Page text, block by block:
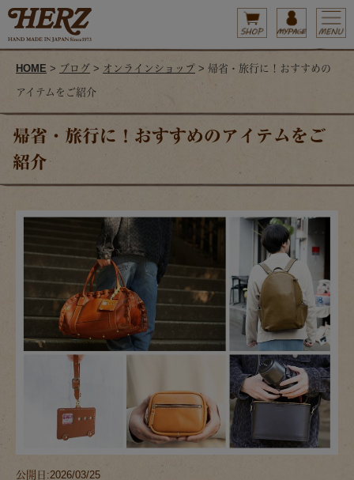
HOME > ブログ > オンラインショップ > 帰省・旅行に！おすすめの
アイテムをご紹介
帰省・旅行に！おすすめのアイテムをご
紹介
公開日:2026/03/25